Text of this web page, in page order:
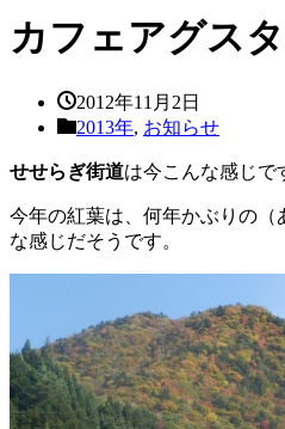
カフェアグス
2012年11月2日
2013年, お知らせ
せせらぎ街道は今こんな感じで
今年の紅葉は、何年かぶりの（
な感じだそうです。